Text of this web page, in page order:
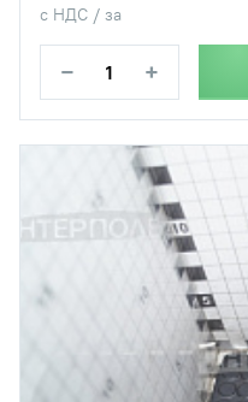
с НДС / за
− +